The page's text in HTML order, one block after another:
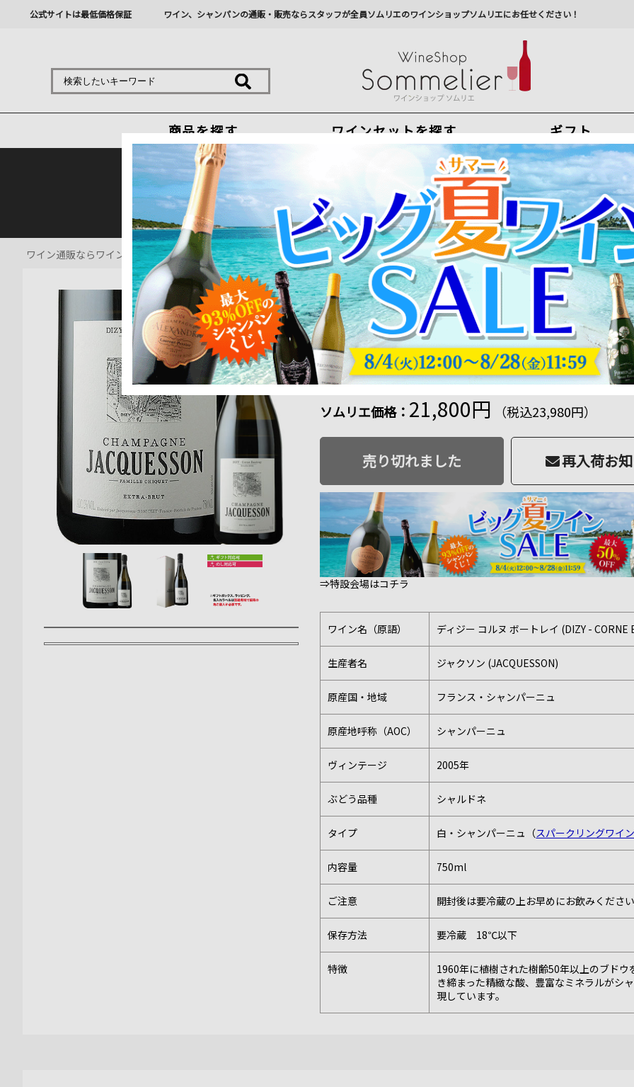
公式サイトは最低価格保証 ワイン、シャンパンの通販・販売ならスタッフが全員ソムリエのワインショップソムリエにお任せください！
商品を探す ワインセットを探す ギフト
今から注文で最短8月7日(金)出荷
最新の出荷スケジュールについてはこちらをクリ
熊本地震の影響により九州への配送に遅れが生じております。最新情報は佐川急
ワイン通販ならワインショップソムリエ > シャンパン・スパークリングワイン通販 > ディジー コルヌ ボートレイ ジャクソン 2005年
クリュッグ創始者が修業した伝統の名門メゾン！
ディジー コルヌ ボートレイ ジャクソン 2005年
ml
商品番号：2101030002878
品切 218 ポイント進呈
ソムリエ価格： 21,800円 （税込23,980円）
売り切れました 再入荷お
⇒特設会場はコチラ
ワイン名（原語） ディジー コルヌ ボートレイ (DIZY - CORNE
生産者名 ジャクソン (JACQUESSON)
原産国・地域 フランス・シャンパーニュ
原産地呼称（AOC） シャンパーニュ
ヴィンテージ 2005年
ぶどう品種 シャルドネ
タイプ 白・シャンパーニュ（スパークリングワイ
内容量 750ml
ご注意 開封後は要冷蔵の上お早めにお飲みください
保存方法 要冷蔵 18℃以下
特徴
1960年に植樹された樹齢50年以上のブド
き締まった精緻な酸、豊富なミネラルがシ
現しています。